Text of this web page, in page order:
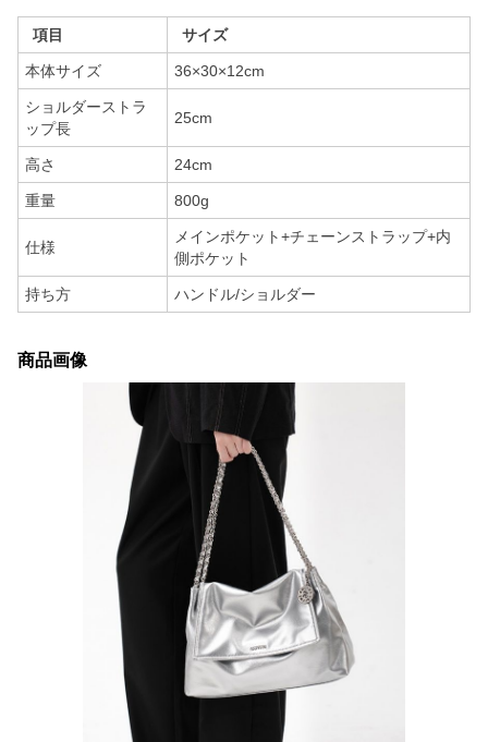
項目 サイズ
本体サイズ 36×30×12cm
ショルダーストラ
ップ長
25cm
高さ 24cm
重量 800g
仕様
メインポケット+チェーンストラップ+内
側ポケット
持ち方 ハンドル/ショルダー
商品画像